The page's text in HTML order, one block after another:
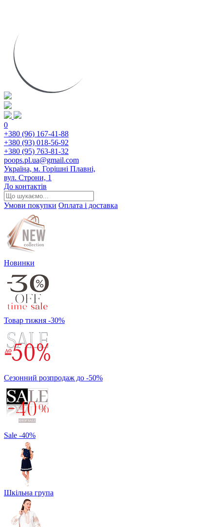
0
+380 (96) 167-41-88
+380 (93) 018-56-92
+380 (95) 763-81-32
poops.pl.ua@gmail.com
Україна, м. Горішні Плавні,
вул. Строни, 1
До контактів
Умови покупки Оплата і доставка
Новинки
Товар тижня -30%
Сезонний розпродаж до -50%
Sale -40%
Шкільна група